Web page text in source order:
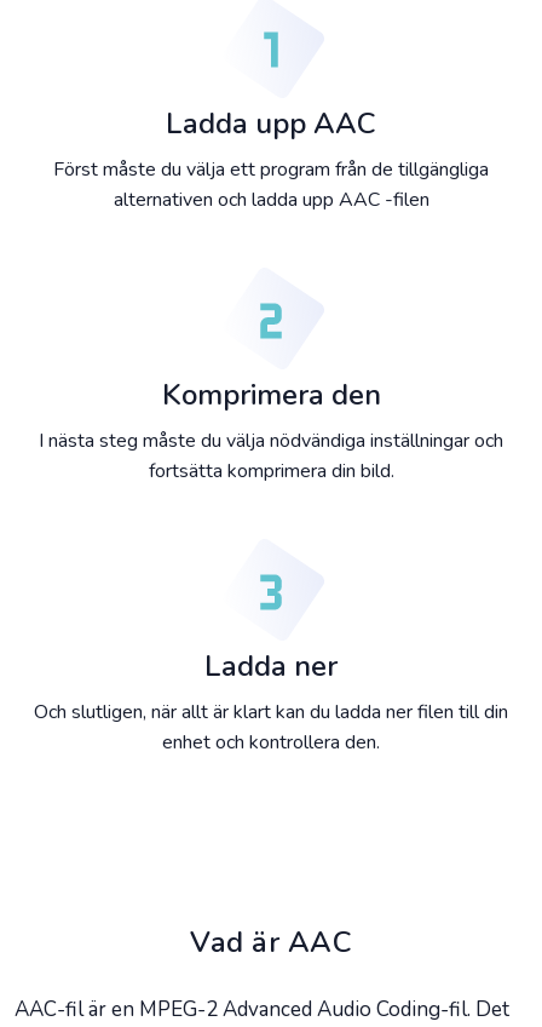
Ladda upp AAC
Först måste du välja ett program från de tillgängliga
alternativen och ladda upp AAC -filen
Komprimera den
I nästa steg måste du välja nödvändiga inställningar och
fortsätta komprimera din bild.
Ladda ner
Och slutligen, när allt är klart kan du ladda ner filen till din
enhet och kontrollera den.
Vad är AAC
AAC-fil är en MPEG-2 Advanced Audio Coding-fil. Det